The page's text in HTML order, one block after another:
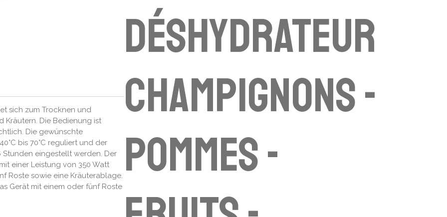
Déshydrateur
champignons -
pommes -
sich zum Trocknen und
Kräutern. Die Bedienung ist
Die gewünschte
bis 70°C reguliert und der
eingestellt werden. Der
einer Leistung von 350 Watt
Roste sowie eine Kräuterablage.
Gerät mit einem oder fünf Roste